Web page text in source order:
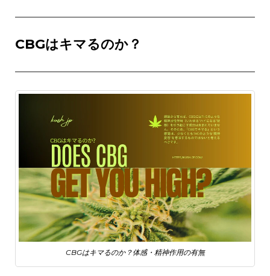
CBGはキマるのか？
CBGはキマるのか？体感・精神作用の有無